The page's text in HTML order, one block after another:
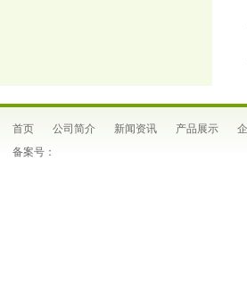
首页 公司简介 新闻资讯 产品展示
备案号：